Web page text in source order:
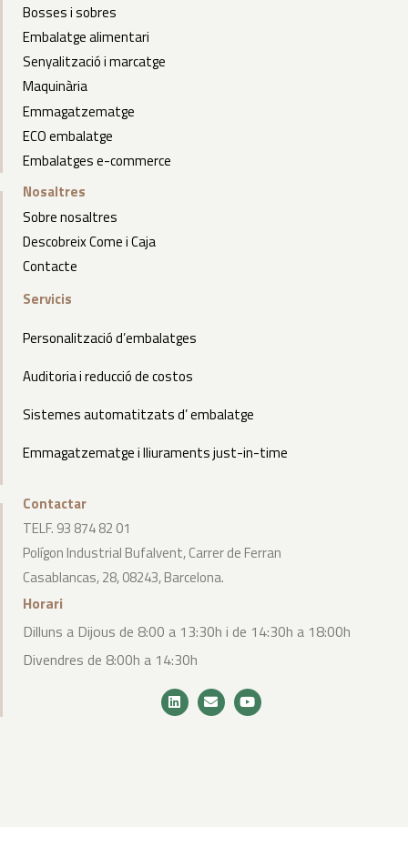
Bosses i sobres
Embalatge alimentari
Senyalització i marcatge
Maquinària
Emmagatzematge
ECO embalatge
Embalatges e-commerce
Nosaltres
Sobre nosaltres
Descobreix Come i Caja
Contacte
Servicis
Personalització d’embalatges
Auditoria i reducció de costos
Sistemes automatitzats d’ embalatge
Emmagatzematge i lliuraments just-in-time
Contactar
TELF. 93 874 82 01
Polígon Industrial Bufalvent, Carrer de Ferran
Casablancas, 28, 08243, Barcelona.
Horari
Dilluns a Dijous de 8:00 a 13:30h i de 14:30h a 18:00h
Divendres de 8:00h a 14:30h